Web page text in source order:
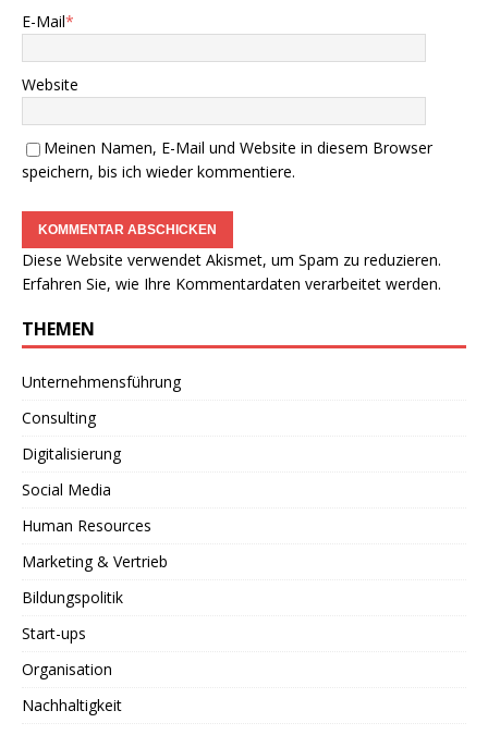
E-Mail*
Website
Meinen Namen, E-Mail und Website in diesem Browser
speichern, bis ich wieder kommentiere.
Diese Website verwendet Akismet, um Spam zu reduzieren.
Erfahren Sie, wie Ihre Kommentardaten verarbeitet werden.
THEMEN
Unternehmensführung
Consulting
Digitalisierung
Social Media
Human Resources
Marketing & Vertrieb
Bildungspolitik
Start-ups
Organisation
Nachhaltigkeit